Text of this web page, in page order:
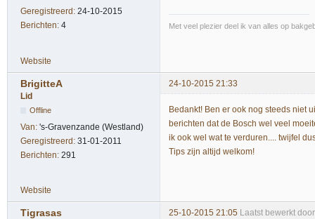
Geregistreerd: 24-10-2015
Berichten: 4 Met veel plezier deel ik van alles op
Website
BrigitteA
24-10-2015 21:33
Lid
Offline
Van: 's-Gravenzande (Westland)
Geregistreerd: 31-01-2011
Berichten: 291
Bedankt! Ben er ook nog steeds niet
berichten dat de Bosch wel veel
ik ook wel wat te verduren.... twijfel
Tips zijn altijd welkom!
Website
Tigrasas 25-10-2015 21:05 Laatst bewerkt